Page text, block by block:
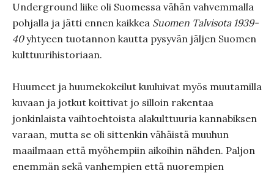
Underground liike oli Suomessa vähän vahvemmalla
pohjalla ja jätti ennen kaikkea Suomen Talvisota 1939-
40yhtyeen tuotannon kautta pysyvän jäljen Suomen
kulttuurihistoriaan.
Huumeet ja huumekokeilut kuuluivat myös muutamilla
kuvaan ja jotkut koittivat jo silloin rakentaa
jonkinlaista vaihtoehtoista alakulttuuria kannabiksen
varaan, mutta se oli sittenkin vähäistä muuhun
maailmaan että myöhempiin aikoihin nähden. Paljon
enemmän sekä vanhempien että nuorempien